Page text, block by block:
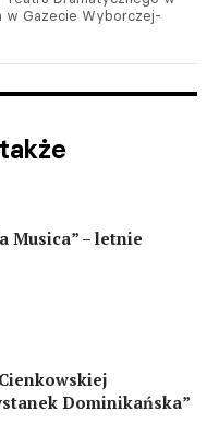
w Gazecie Wyborczej-
Musica” – letnie
Dominikańska”